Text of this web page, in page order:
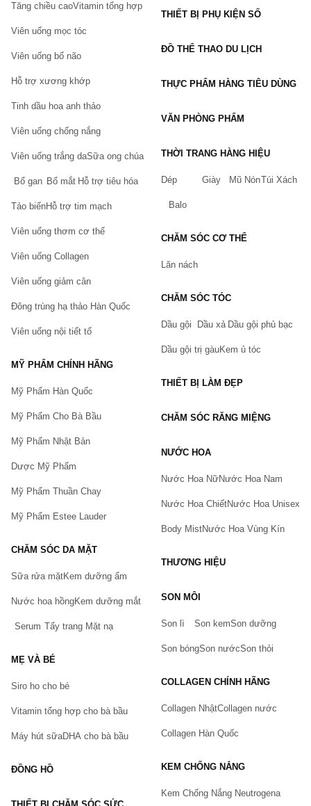
Bạn gặp vấn đề về sản phẩm hay mua hàng?
Hãy báo lỗi cho chúng tôi. Hoặc gọi cho chúng tôi qua số
Tăng chiều caoVitamin tổng hợp
Viên uống mọc tóc
Viên uống bổ não
Hỗ trợ xương khớp
Tinh dầu hoa anh thảo
Viên uống chống nắng
Viên uống trắng daSữa ong chúa
Bổ gan Bổ mắt Hỗ trợ tiêu hóa
Tảo biểnHỗ trợ tim mạch
Viên uống thơm cơ thể
Viên uống Collagen
Viên uống giảm cân
Đông trùng hạ thảo Hàn Quốc
Viên uống nội tiết tố
MỸ PHẨM CHÍNH HÃNG
Mỹ Phẩm Hàn Quốc
Mỹ Phẩm Cho Bà Bầu
Mỹ Phẩm Nhật Bản
Dược Mỹ Phẩm
Mỹ Phẩm Thuần Chay
Mỹ Phẩm Estee Lauder
CHĂM SÓC DA MẶT
Sữa rửa mặtKem dưỡng ẩm
Nước hoa hồngKem dưỡng mắt
Serum Tẩy trang Mặt nạ
MẸ VÀ BÉ
Siro ho cho bé
Vitamin tổng hợp cho bà bầu
Máy hút sữaDHA cho bà bầu
ĐỒNG HỒ
THIẾT BỊ PHỤ KIỆN SỐ
ĐỒ THỂ THAO DU LỊCH
THỰC PHẨM HÀNG TIÊU DÙNG
VĂN PHÒNG PHẨM
THỜI TRANG HÀNG HIỆU
Dép Giày Mũ NónTúi Xách
Balo
CHĂM SÓC CƠ THỂ
Lăn nách
CHĂM SÓC TÓC
Dầu gội Dầu xả Dầu gội phủ bạc
Dầu gội trị gàuKem ủ tóc
THIẾT BỊ LÀM ĐẸP
CHĂM SÓC RĂNG MIỆNG
NƯỚC HOA
Nước Hoa NữNước Hoa Nam
Nước Hoa ChiếtNước Hoa Unisex
Body MistNước Hoa Vùng Kín
THƯƠNG HIỆU
SON MÔI
Son lì Son kemSon dưỡng
Son bóngSon nướcSon thỏi
COLLAGEN CHÍNH HÃNG
Collagen NhậtCollagen nước
Collagen Hàn Quốc
KEM CHỐNG NẮNG
Kem Chống Nắng Neutrogena